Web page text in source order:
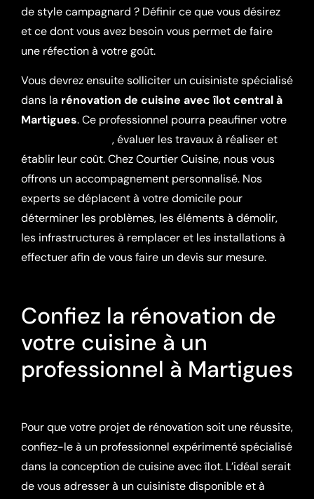
de style campagnard ? Définir ce que vous désirez
et ce dont vous avez besoin vous permet de faire
une réfection à votre goût.
Vous devrez ensuite solliciter un cuisiniste spécialisé
dans la rénovation de cuisine avec îlot central à
Martigues. Ce professionnel pourra peaufiner votre
, évaluer les travaux à réaliser et
établir leur coût. Chez Courtier Cuisine, nous vous
offrons un accompagnement personnalisé. Nos
experts se déplacent à votre domicile pour
déterminer les problèmes, les éléments à démolir,
les infrastructures à remplacer et les installations à
effectuer afin de vous faire un devis sur mesure.
Confiez la rénovation de
votre cuisine à un
professionnel à Martigues
Pour que votre projet de rénovation soit une réussite,
confiez-le à un professionnel expérimenté spécialisé
dans la conception de cuisine avec îlot. L’idéal serait
de vous adresser à un cuisiniste disponible et à